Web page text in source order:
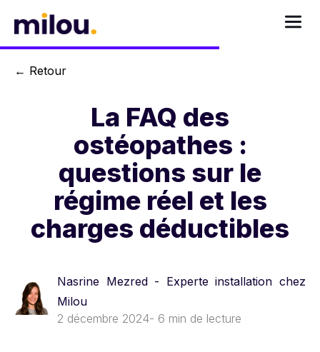
← Retour
La FAQ des
ostéopathes :
questions sur le
régime réel et les
charges déductibles
Nasrine Mezred - Experte installation chez
Milou
2 décembre 2024- 6 min de lecture